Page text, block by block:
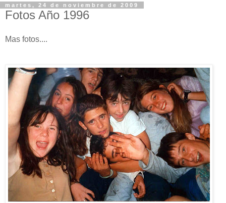
martes, 24 de noviembre de 2009
Fotos Año 1996
Mas fotos....